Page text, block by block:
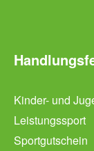
Kinder- und
Leistungssport
Sportgutschein